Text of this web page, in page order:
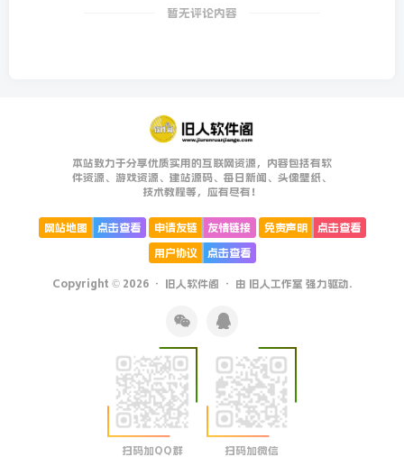
暂无评论内容
本站致力于分享优质实用的互联网资源，内容包括有软
件资源、游戏资源、建站源码、每日新闻、头像壁纸、
技术教程等，应有尽有！
网站地图 点击查看 申请友链 友情链接 免责声明
点击查看
用户协议
点击查看
Copyright © 2026 · 旧人软件阁 · 由 旧人工作室 强力驱动.
扫码加QQ群 扫码加微信